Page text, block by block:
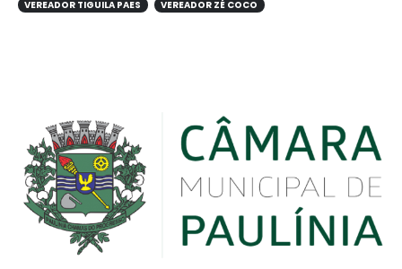
VEREADOR TIGUILA PAES
VEREADOR ZÉ COCO